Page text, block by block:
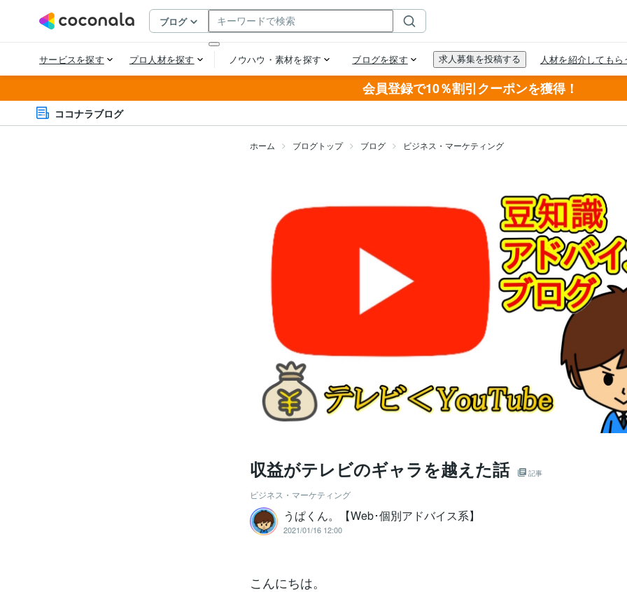
会員登録で10％割引クーポンを獲得！
ココナラブログ
ホーム ブログトップ ブログ ビジネス・マーケティング
収益がテレビのギャラを越えた話 記事
ビジネス・マーケティング
うぱくん。【Web･個別アドバイス系】
2021/01/16 12:00
こんにちは。